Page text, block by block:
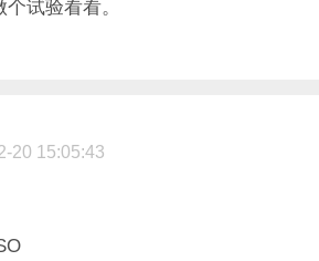
试验看看。
20 15:05:43